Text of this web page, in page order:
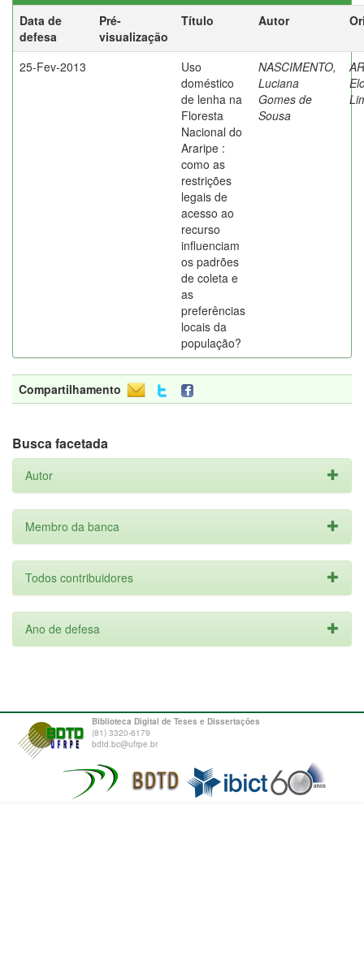
Data de
defesa
Pré-
visualização
Título Autor
25-Fev-2013
Uso
doméstico
de lenha na
Floresta
Nacional do
Araripe :
como as
restrições
legais de
acesso ao
recurso
influenciam
os padrões
de coleta e
as
preferências
locais da
população?
NASCIMENTO,
Luciana
Gomes de
Sousa
Compartilhamento
Busca facetada
Autor
Membro da banca
Todos contribuidores
Ano de defesa
Biblioteca Digital de Teses e Dissertações
(81) 3320-6179
bdtd.bc@ufrpe.br